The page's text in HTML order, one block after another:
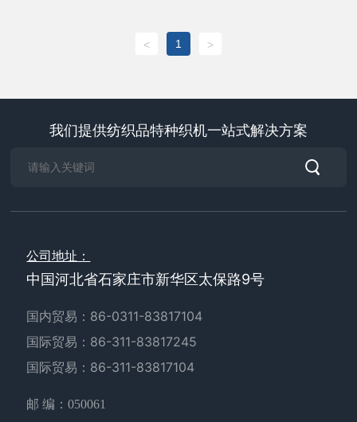
< 1 >
我们提供纺织品特种织机一站式解决方案
公司地址：
中国河北省石家庄市新华区太保路9号
国内贸易： 86-0311-83817104
国际贸易： 86-311-83817245
国际贸易： 86-311-83817104
邮 编：050061